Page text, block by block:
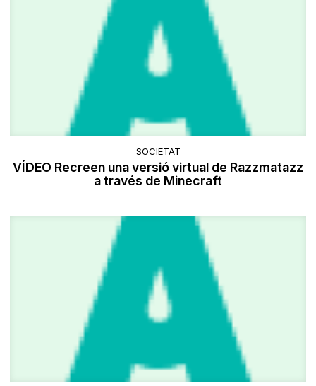
SOCIETAT
VÍDEO Recreen una versió virtual de Razzmatazz
a través de Minecraft